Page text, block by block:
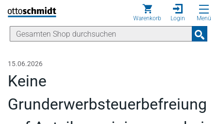
Direkt zum Inhalt
Warenkorb Login Menü
15.06.2026
Keine
Grunderwerbsteuerbefreiung